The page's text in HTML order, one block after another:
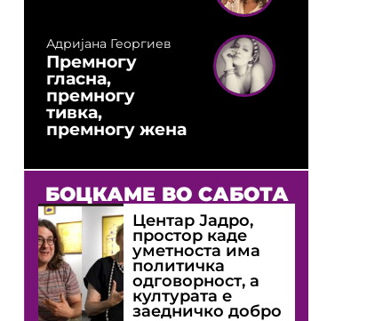
Адријана Георгиев
Премногу
гласна,
премногу
тивка,
премногу жена
БОЦКАМЕ ВО САБОТА
Центар Јадро,
простор каде
уметноста има
политичка
одговорност, а
културата е
заедничко добро